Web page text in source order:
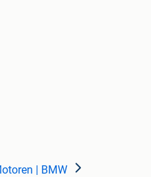
| BMW